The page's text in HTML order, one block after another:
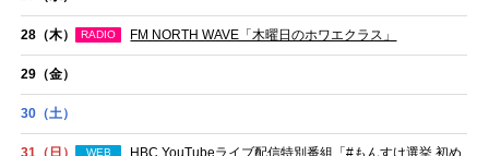
28 （木） RADIO FM NORTH WAVE「木曜日のホワエクラス」
29 （金）
30 （土）
31 （日） WEB HBC YouTubeライブ配信特別番組「#もんすけ選挙 初め